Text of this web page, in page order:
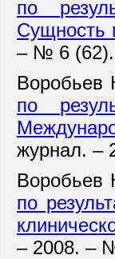
по
Сущность
– № 6 (62).
Воробьев
по
журнал. –
Воробьев
по
– 2008. –